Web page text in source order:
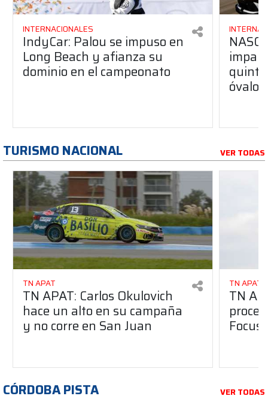
INTERNACIONALES
IndyCar: Palou se impuso en
Long Beach y afianza su
dominio en el campeonato
óvalo
TURISMO NACIONAL VER TODAS
TN APAT
TN APAT: Carlos Okulovich
hace un alto en su campaña
y no corre en San Juan
TN APAT
TN
Focus
CÓRDOBA PISTA VER TODAS